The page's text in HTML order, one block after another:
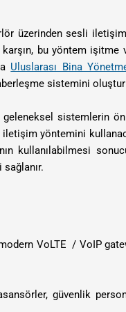
üzerinden sesli
bu yöntem
Uluslarası Bina
sistemini
sistemlerin
yöntemini
kullanılabilmesi
VoLTE / VoIP
güvenlik